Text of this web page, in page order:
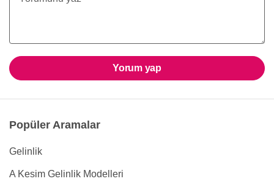
Yorum yap
Popüler Aramalar
Gelinlik
A Kesim Gelinlik Modelleri